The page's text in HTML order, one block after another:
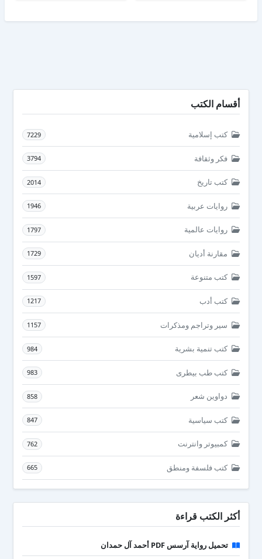
أقسام الكتب
كتب إسلامية 7229
فكر وثقافة 3794
كتب تاريخ 2014
روايات عربية 1946
روايات عالمية 1797
مقارنة أديان 1729
كتب متنوعة 1597
كتب أدب 1217
سير وتراجم ومذكرات 1157
كتب تنمية بشرية 984
كتب طب بيطرى 983
دواوين شعر 858
كتب سياسية 847
كمبيوتر وانترنت 762
كتب فلسفة ومنطق 665
أكثر الكتب قراءة
تحميل رواية آرسس PDF أحمد آل حمدان